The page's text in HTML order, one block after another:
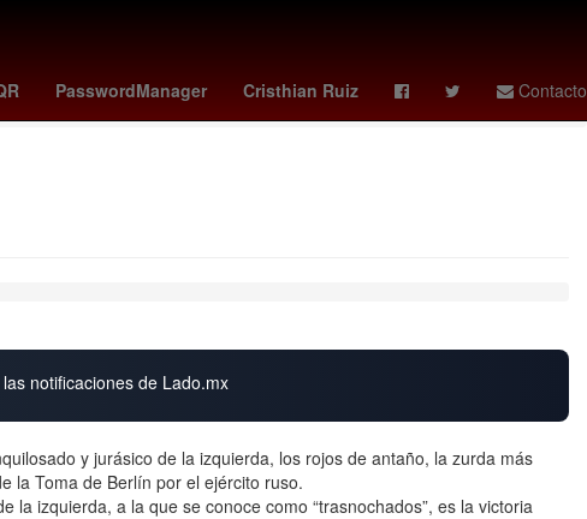
PasswordManager Cristhian Ruiz Contacto
justicia de la nación boca juniors - estudiantes
presupuesto
notificaciones de Lado.mx
y jurásico de la izquierda, los rojos de antaño, la zurda más
la Toma de Berlín por el ejército ruso.
la izquierda, a la que se conoce como “trasnochados”, es la victoria